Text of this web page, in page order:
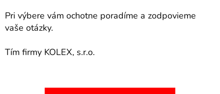
Pri výbere vám ochotne poradíme a zodpovieme
vaše otázky.
Tím firmy KOLEX, s.r.o.